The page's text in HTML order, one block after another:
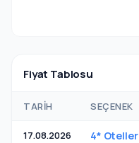
Fiyat Tablosu
TARIH SEÇENEK
17.08.2026 4* Oteller